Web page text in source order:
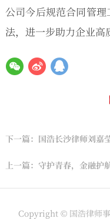
公司今后规范合同管
法，进一步助力企业高
下一篇：国浩长沙律师刘嘉
Copyright © 国浩律师